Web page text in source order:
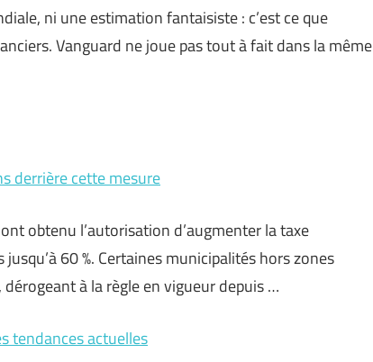
ni une estimation fantaisiste : c’est ce que
Vanguard ne joue pas tout à fait dans la même
derrière cette mesure
obtenu l’autorisation d’augmenter la taxe
60 %. Certaines municipalités hors zones
à la règle en vigueur depuis …
tendances actuelles